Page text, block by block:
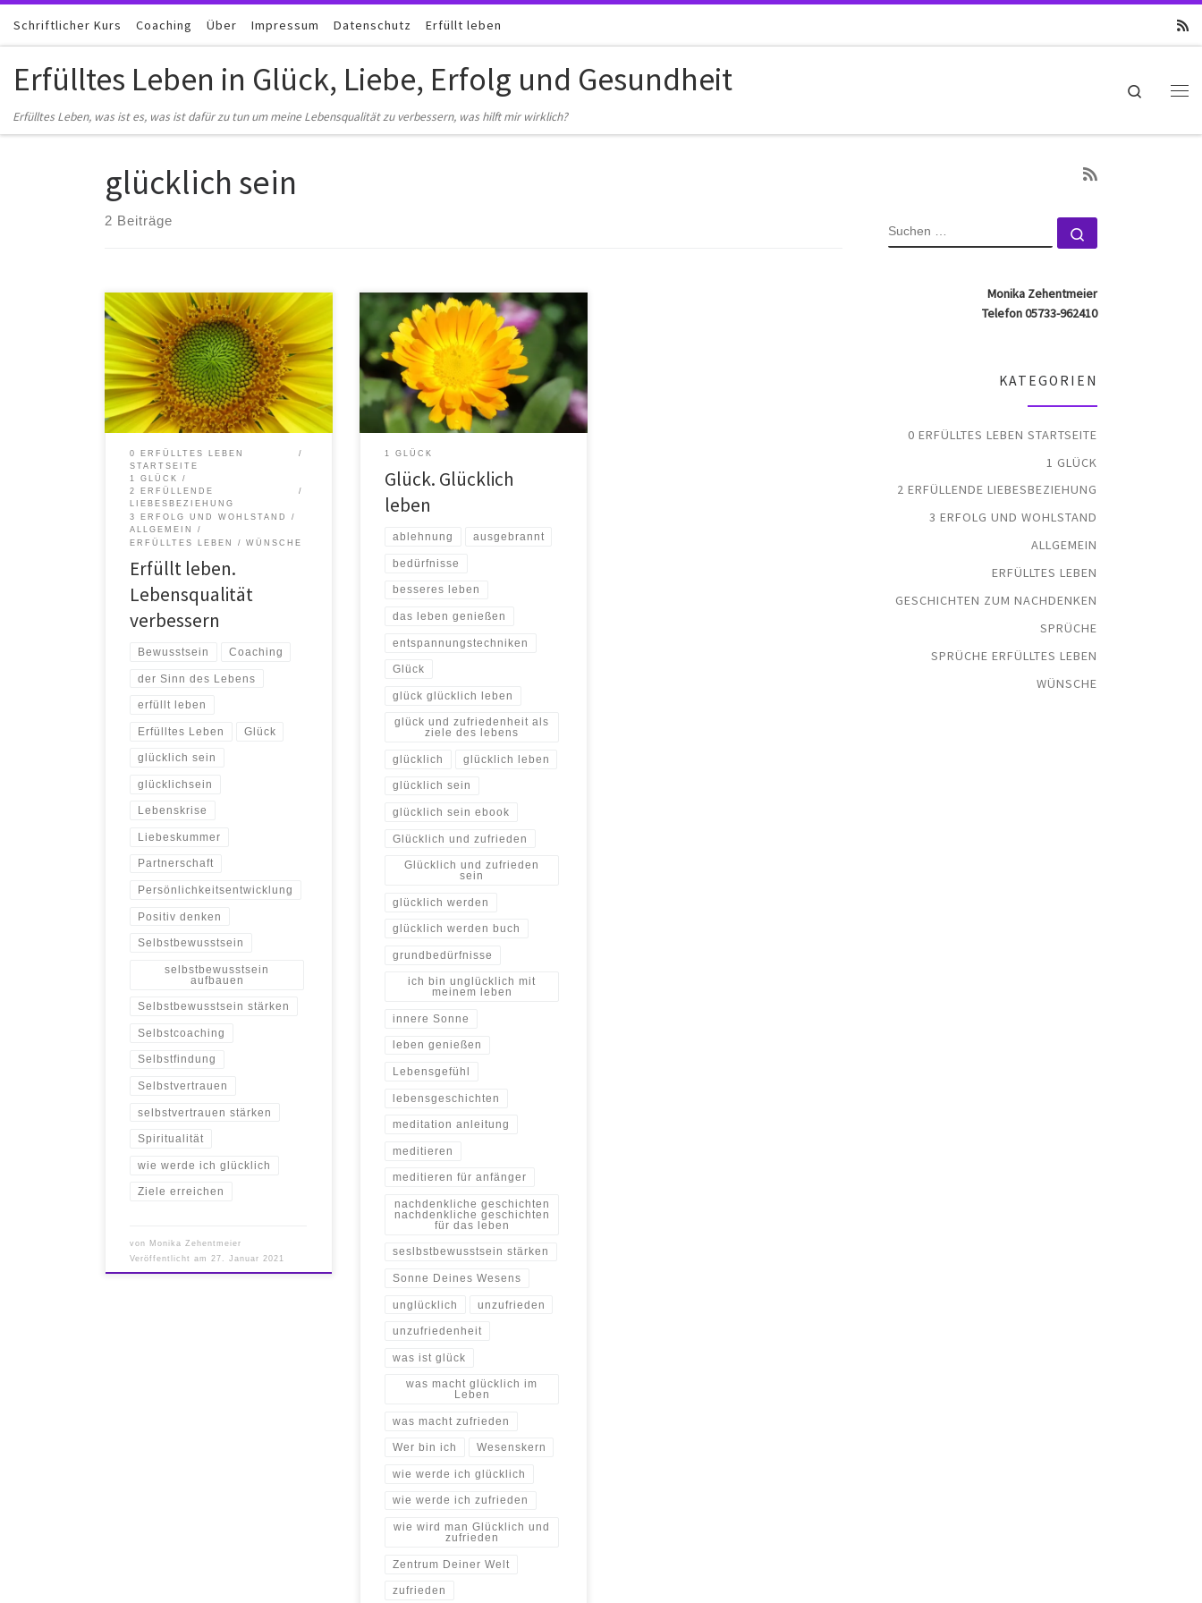
Zum Inhalt springen
Schriftlicher Kurs Coaching Über Impressum Datenschutz Erfüllt leben
Erfülltes Leben in Glück, Liebe, Erfolg und Gesundheit
Erfülltes Leben, was ist es, was ist dafür zu tun um meine Lebensqualität zu verbessern, was hilft mir wirklich?
Search
glücklich sein
2 Beiträge
Erfüllt leben, was ist das, welche
wesentlichen Bereiche des Lebens
sollte ich anschauen um kontinuierlich
meine Lebensqualität zu verbessern?
Sie sind gerade auf der Suche nach
mehr Glück oder Liebe in Ihrem
Leben, oder möchten erfolgreicher
auszuführen, die Sie erfüllt und für Sie
so […]
0 ERFÜLLTES LEBEN
STARTSEITE
1 GLÜCK
2 ERFÜLLENDE
LIEBESBEZIEHUNG
3 ERFOLG UND WOHLSTAND
ALLGEMEIN
ERFÜLLTES LEBEN
WÜNSCHE
Erfüllt leben.
Lebensqualität
verbessern
Bewusstsein Coaching
der Sinn des Lebens
erfüllt leben
Erfülltes Leben Glück
glücklich sein
glücklichsein
Lebenskrise
Liebeskummer
Partnerschaft
Persönlichkeitsentwicklung
Positiv denken
Selbstbewusstsein
selbstbewusstsein
aufbauen
Selbstbewusstsein stärken
Selbstcoaching
Selbstfindung
Selbstvertrauen
selbstvertrauen stärken
Spiritualität
wie werde ich glücklich
Ziele erreichen
von Monika Zehentmeier
Veröffentlicht am 27. Januar 2021
Glück. Glücklich leben. Du bist die
Sonne Deiner Welt Von Natur aus
fühlst Du Dich als das Zentrum, als die
Sonne, Deiner Welt. So ist auch das
ganze Universum im Großen wie im
Kleinsten organisiert und dies
funktioniert tadel-los. Dein Wesen,
Körpers und wie jedes […]
1 GLÜCK
Glück. Glücklich
leben
ablehnung ausgebrannt
bedürfnisse
besseres leben
das leben genießen
entspannungstechniken
Glück
glück glücklich leben
glück und zufriedenheit als
ziele des lebens
glücklich glücklich leben
glücklich sein
glücklich sein ebook
Glücklich und zufrieden
Glücklich und zufrieden
sein
glücklich werden
glücklich werden buch
grundbedürfnisse
ich bin unglücklich mit
meinem leben
innere Sonne
leben genießen
Lebensgefühl
lebensgeschichten
meditation anleitung
meditieren
meditieren für anfänger
nachdenkliche geschichten
nachdenkliche geschichten
für das leben
seslbstbewusstsein stärken
Sonne Deines Wesens
unglücklich unzufrieden
unzufriedenheit
was ist glück
was macht glücklich im
Leben
was macht zufrieden
Wer bin ich Wesenskern
wie werde ich glücklich
wie werde ich zufrieden
wie wird man Glücklich und
zufrieden
Zentrum Deiner Welt
zufrieden
SUCHE
Monika Zehentmeier
Telefon 05733-962410
KATEGORIEN
0 ERFÜLLTES LEBEN STARTSEITE
1 GLÜCK
2 ERFÜLLENDE LIEBESBEZIEHUNG
3 ERFOLG UND WOHLSTAND
ALLGEMEIN
ERFÜLLTES LEBEN
GESCHICHTEN ZUM NACHDENKEN
SPRÜCHE
SPRÜCHE ERFÜLLTES LEBEN
WÜNSCHE